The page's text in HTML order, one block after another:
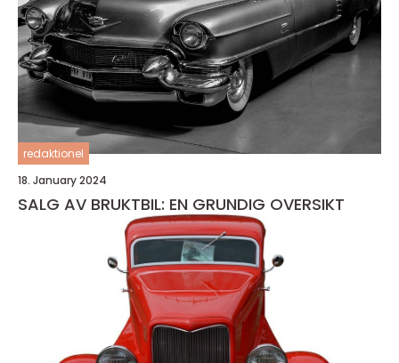
redaktionel
18. January 2024
SALG AV BRUKTBIL: EN GRUNDIG OVERSIKT